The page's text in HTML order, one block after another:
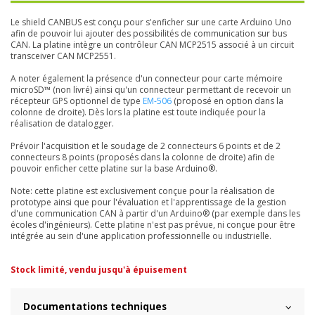
Le shield CANBUS est conçu pour s'enficher sur une carte Arduino Uno
afin de pouvoir lui ajouter des possibilités de communication sur bus
CAN. La platine intègre un contrôleur CAN MCP2515 associé à un circuit
transceiver CAN MCP2551.
A noter également la présence d'un connecteur pour carte mémoire
microSD™ (non livré) ainsi qu'un connecteur permettant de recevoir un
récepteur GPS optionnel de type EM-506 (proposé en option dans la
colonne de droite). Dès lors la platine est toute indiquée pour la
réalisation de datalogger.
Prévoir l'acquisition et le soudage de 2 connecteurs 6 points et de 2
connecteurs 8 points (proposés dans la colonne de droite) afin de
pouvoir enficher cette platine sur la base Arduino®.
Note: cette platine est exclusivement conçue pour la réalisation de
prototype ainsi que pour l'évaluation et l'apprentissage de la gestion
d'une communication CAN à partir d'un Arduino® (par exemple dans les
écoles d'ingénieurs). Cette platine n'est pas prévue, ni conçue pour être
intégrée au sein d'une application professionnelle ou industrielle.
Stock limité, vendu jusqu'à épuisement
Documentations techniques